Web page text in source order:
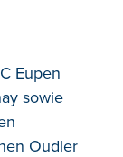
Eupen
sowie
Oudler